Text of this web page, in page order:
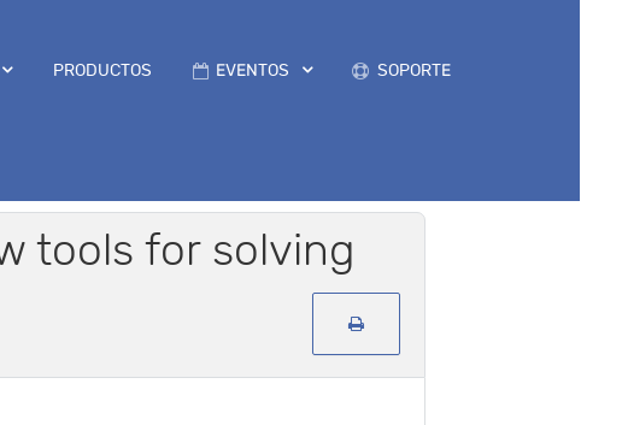
PRODUCTOS EVENTOS SOPORTE
tools for solving